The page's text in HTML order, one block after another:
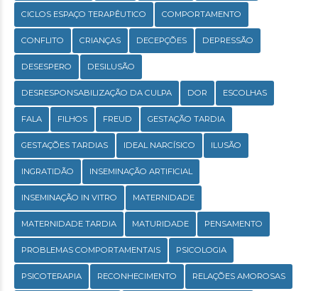
CICLOS ESPAÇO TERAPÊUTICO COMPORTAMENTO
CONFLITO CRIANÇAS DECEPÇÕES DEPRESSÃO
DESESPERO DESILUSÃO
DESRESPONSABILIZAÇÃO DA CULPA DOR ESCOLHAS
FALA FILHOS FREUD GESTAÇÃO TARDIA
GESTAÇÕES TARDIAS IDEAL NARCÍSICO ILUSÃO
INGRATIDÃO INSEMINAÇÃO ARTIFICIAL
INSEMINAÇÃO IN VITRO MATERNIDADE
MATERNIDADE TARDIA MATURIDADE PENSAMENTO
PROBLEMAS COMPORTAMENTAIS PSICOLOGIA
PSICOTERAPIA RECONHECIMENTO RELAÇÕES AMOROSAS